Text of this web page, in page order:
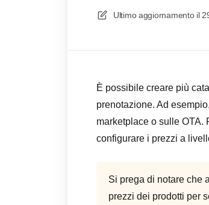
Ultimo aggiornamento il
È possibile creare più
prenotazione. Ad
marketplace o sulle OTA.
configurare i prezzi a
Si prega di notare che
prezzi dei prodotti per